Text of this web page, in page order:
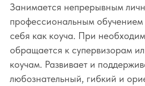
Занимается непрерывным
профессиональным обучением
себя как коуча. При
обращается к супервизорам
коучам. Развивает и
любознательный, гибкий и